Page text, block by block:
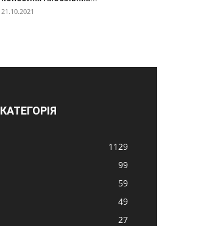
21.10.2021
1129
99
59
49
27